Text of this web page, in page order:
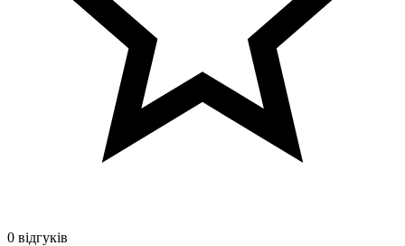
0 відгуків